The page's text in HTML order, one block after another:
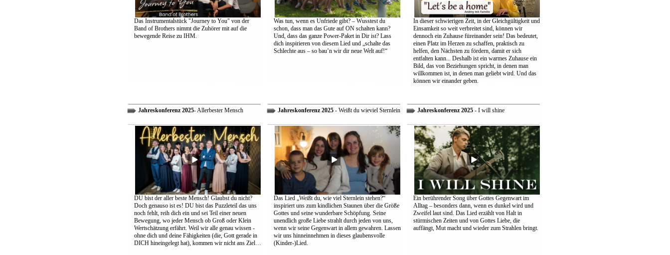
Das Instrumentalstück "Journey to You" von der
Band of Brothers nimmt die Zuhörer mit auf die
bewegende Reise zu IHM.
Was tun, wenn es Unfriede gibt? – Wusstest du
schon, dass man das Gute auf ON schalten kann?
Und, dass das ganze Power-Paket in Dir ist? Lass
dich inspirieren von diesem Lied und „schalte das
Schlechte aus – so bau’n wir dir neue Welt auf!“
In dieser schwierigen Zeit, in der Gleichgültigkeit und
Einsamkeit so weit verbreitet sind, können wir
dennoch ein Zuhause füreinander sein! Das bedeutet,
einen Platz im Herzen zu schaffen, praktisch zu
helfen, den Nächsten zu fördern, damit er sich
entfalten kann... Deshalb ist ein warmes Zuhause ein
Bild, das von Beziehungen spricht, in denen man
willkommen ist, in denen man geliebt wird. Und das
können wir einander geben.
Jahreskonferenz 2025- Allerbester Mensch
DU bist der aller beste Mensch! Glaubst du nicht?
Doch genauso ist es! DU bist das Puzzleteil das uns
noch fehlt, reih dich ein und sei Teil einer neuen
Bewegung, wo jeder Mensch ob Groß oder Klein
Wertschätzung erfährt. Weil wir alle genau wissen -
ohne dich und deine Fähigkeiten (die, Gott gerade in
DICH hineingelegt hat), kommen wir nicht ans Ziel…
Jahreskonferenz 2025- Weißt du wieviel Sternlein
Das Lied „Weißt du, wie viel Sternlein stehen?“
inspiriert uns zum kindlichen Staunen über die Größe
Gottes und seine wunderbare Schöpfung. Seine
unendlich große Liebe strahlt durch jeden von uns,
wenn wir seine Gegenwart in allem gewahren. Lassen
wir uns hinneinnehmen in dieses glaubensvolle
(Kinder-)Lied.
Jahreskonferenz 2025- I will shine
Ein berührender Song über Gottes Gegenwart im
Alltag – besonders dann, wenn es dunkel wird und
Zweifel laut sind. Das Lied erzählt von Halt in
stürmischen Zeiten und von Gottes Liebe, die
auffängt, Mut macht und wieder zum Strahlen bringt.